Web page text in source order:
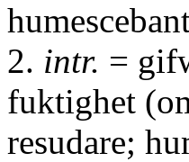
2. intr. =
fuktighet
resudare;